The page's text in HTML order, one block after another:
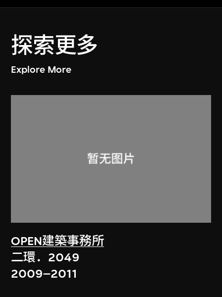
探索更多
Explore More
OPEN建築事務所
二環．2049
2009–2011